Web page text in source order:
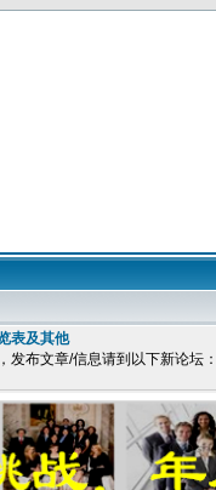
表及其他
发布文章/信息请到以下新论坛